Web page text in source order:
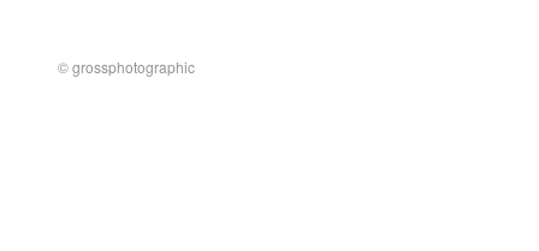
© grossphotographic